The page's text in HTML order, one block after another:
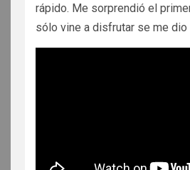
rápido. Me sorprendió el
sólo vine a disfrutar se me dio